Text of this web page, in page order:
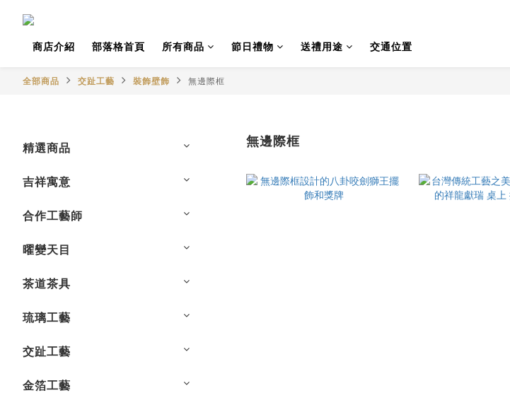
商店介紹 部落格首頁 所有商品 節日禮物 送禮用途 交通位置
全部商品 交趾工藝 裝飾壁飾 無邊際框
精選商品
吉祥寓意
合作工藝師
曜變天目
茶道茶具
琉璃工藝
交趾工藝
金箔工藝
無邊際框